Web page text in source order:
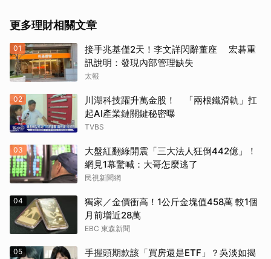
更多理財相關文章
01
接手兆基僅2天！李文詳閃辭董座 宏碁重
訊說明：發現內部管理缺失
太報
02
川湖科技躍升萬金股！ 「兩根鐵滑軌」扛
起AI產業鏈關鍵秘密曝
TVBS
03
大盤紅翻綠開震「三大法人狂倒442億」！
網見1幕驚喊：大哥怎麼逃了
民視新聞網
04
獨家／金價衝高！1公斤金塊值458萬 較1個
月前增近28萬
EBC 東森新聞
05
手握頭期款該「買房還是ETF」？吳淡如揭